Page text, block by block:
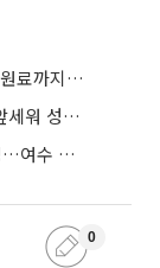
K배터리, 북미·유럽 공급망 선점전…셀부터 원료까지 현지화
LG엔솔, 2개 분기 만에 흑자…ESS·원통형 앞세워 성장 가속
NCC 139만t 줄이고 롯데·한화·DL 공동 운영…여수 1호 본궤도
0